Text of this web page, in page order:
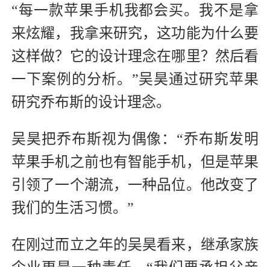
“每一款苹果手机我都会买。我不是拿
来炫耀，我拿来研究，这功能为什么要
这样做？它的设计理念在哪里？然后看
一下案例的分析。”吴昊通过研究苹果
研究乔布斯的设计理念。
吴昊把乔布斯视为偶像：“乔布斯发明
苹果手机之前也有智能手机，但是苹果
引领了一个潮流，一种品位。他改变了
我们的生活习惯。”
在刚过而立之年的吴昊看来，继承家族